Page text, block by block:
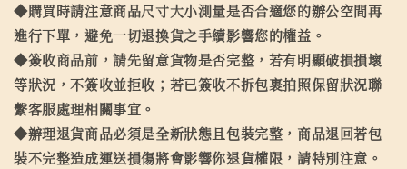
◆購買時請注意商品尺寸大小測量是否合適您的辦公空間再
進行下單，避免一切退換貨之手續影響您的權益。
◆簽收商品前，請先留意貨物是否完整，若有明顯破損損壞
等狀況，不簽收並拒收；若已簽收不拆包裹拍照保留狀況聯
繫客服處理相關事宜。
◆辦理退貨商品必須是全新狀態且包裝完整，商品退回若包
裝不完整造成運送損傷將會影響你退貨權限，請特別注意。